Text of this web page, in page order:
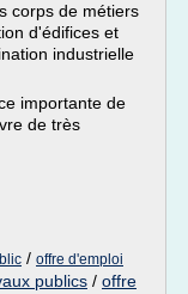
corps de métiers
d'édifices et
industrielle
importante de
de très
/ offre d'emploi
publics / offre